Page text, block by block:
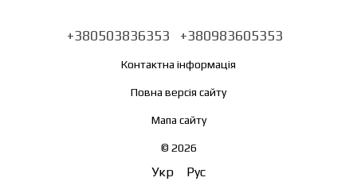
+380503836353 +380983605353
Контактна інформація
Повна версія сайту
Мапа сайту
© 2026
Укр Рус